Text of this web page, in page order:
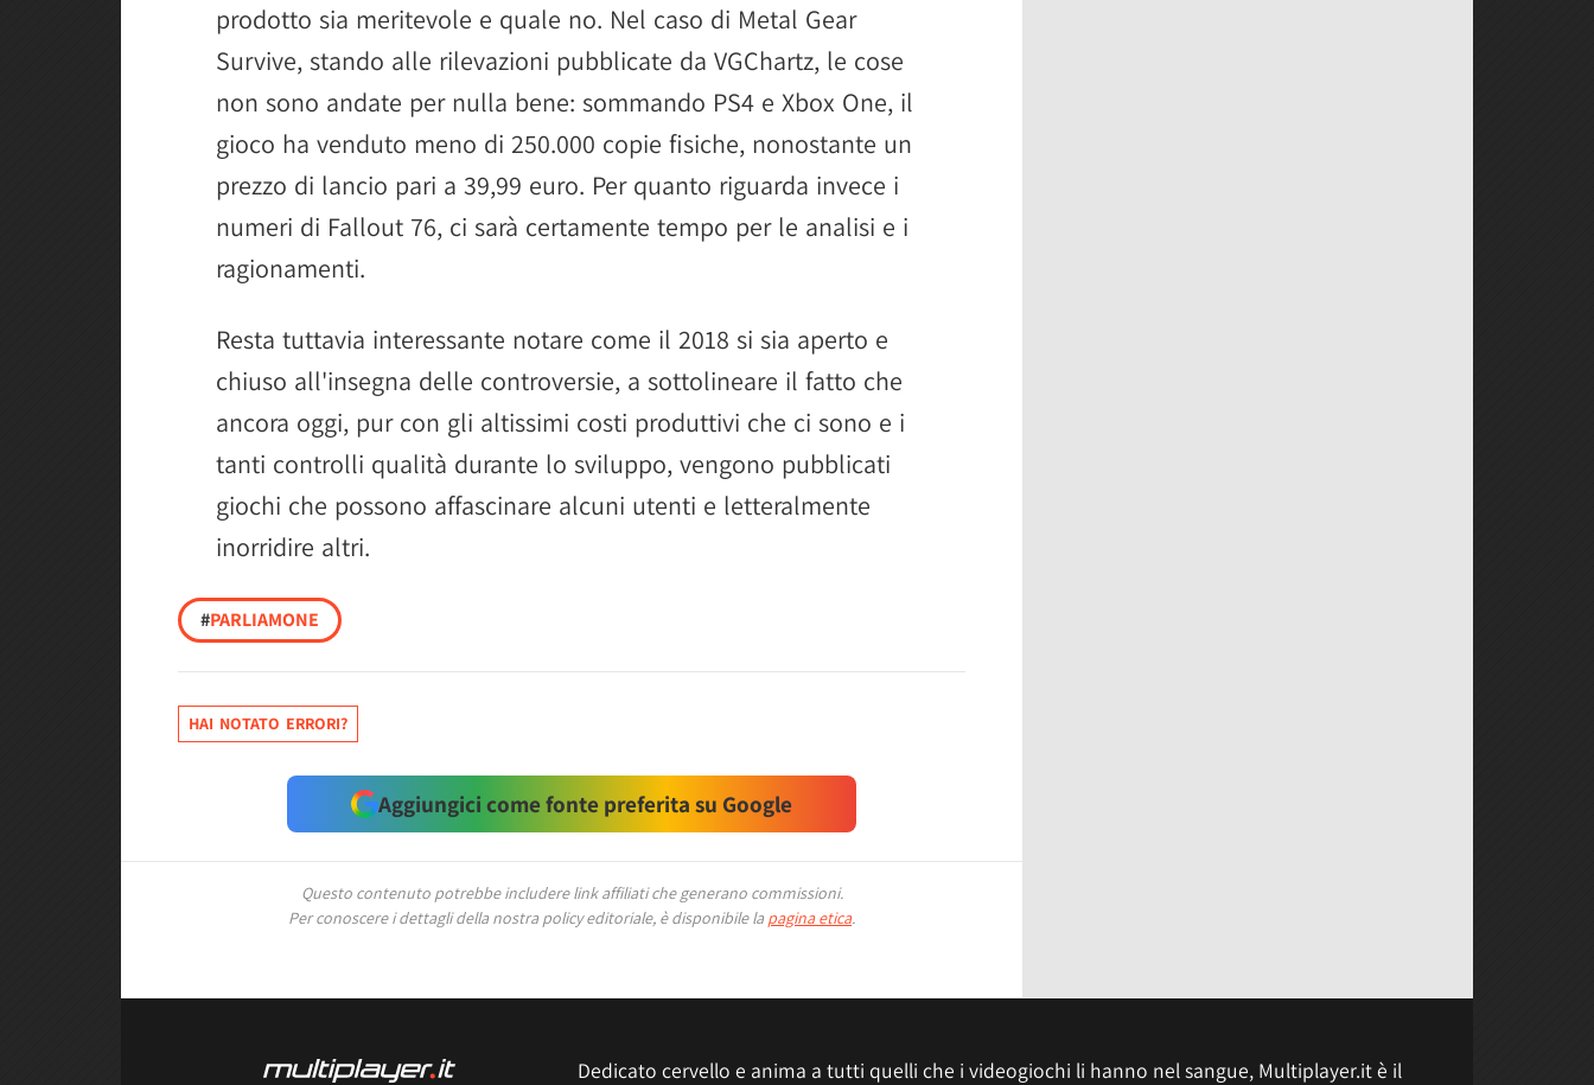
prodotto sia meritevole e quale no. Nel caso di Metal Gear
Survive, stando alle rilevazioni pubblicate da VGChartz, le cose
non sono andate per nulla bene: sommando PS4 e Xbox One, il
gioco ha venduto meno di 250.000 copie fisiche, nonostante un
prezzo di lancio pari a 39,99 euro. Per quanto riguarda invece i
numeri di Fallout 76, ci sarà certamente tempo per le analisi e i
ragionamenti.
Resta tuttavia interessante notare come il 2018 si sia aperto e
chiuso all'insegna delle controversie, a sottolineare il fatto che
ancora oggi, pur con gli altissimi costi produttivi che ci sono e i
tanti controlli qualità durante lo sviluppo, vengono pubblicati
giochi che possono affascinare alcuni utenti e letteralmente
inorridire altri.
#PARLIAMONE
HAI NOTATO ERRORI?
Aggiungici come fonte preferita su Google
Questo contenuto potrebbe includere link affiliati che generano commissioni.
Per conoscere i dettagli della nostra policy editoriale, è disponibile la pagina etica.
Dedicato cervello e anima a tutti quelli che i videogiochi li hanno nel sangue, Multiplayer.it è il